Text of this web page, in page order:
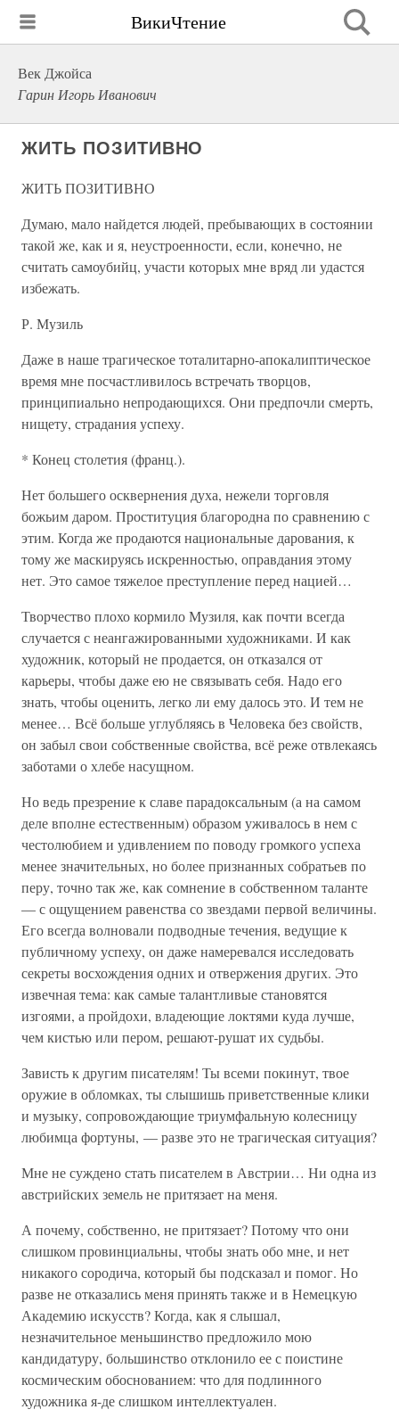
ВикиЧтение
Век Джойса
Гарин Игорь Иванович
ЖИТЬ ПОЗИТИВНО
ЖИТЬ ПОЗИТИВНО
Думаю, мало найдется людей, пребывающих в состоянии
такой же, как и я, неустроенности, если, конечно, не
считать самоубийц, участи которых мне вряд ли удастся
избежать.
Р. Музиль
Даже в наше трагическое тоталитарно-апокалиптическое
время мне посчастливилось встречать творцов,
принципиально непродающихся. Они предпочли смерть,
нищету, страдания успеху.
* Конец столетия (франц.).
Нет большего осквернения духа, нежели торговля
божьим даром. Проституция благородна по сравнению с
этим. Когда же продаются национальные дарования, к
тому же маскируясь искренностью, оправдания этому
нет. Это самое тяжелое преступление перед нацией…
Творчество плохо кормило Музиля, как почти всегда
случается с неангажированными художниками. И как
художник, который не продается, он отказался от
карьеры, чтобы даже ею не связывать себя. Надо его
знать, чтобы оценить, легко ли ему далось это. И тем не
менее… Всё больше углубляясь в Человека без свойств,
он забыл свои собственные свойства, всё реже отвлекаясь
заботами о хлебе насущном.
Но ведь презрение к славе парадоксальным (а на самом
деле вполне естественным) образом уживалось в нем с
честолюбием и удивлением по поводу громкого успеха
менее значительных, но более признанных собратьев по
перу, точно так же, как сомнение в собственном таланте
— с ощущением равенства со звездами первой величины.
Его всегда волновали подводные течения, ведущие к
публичному успеху, он даже намеревался исследовать
секреты восхождения одних и отвержения других. Это
извечная тема: как самые талантливые становятся
изгоями, а пройдохи, владеющие локтями куда лучше,
чем кистью или пером, решают-рушат их судьбы.
Зависть к другим писателям! Ты всеми покинут, твое
оружие в обломках, ты слышишь приветственные клики
и музыку, сопровождающие триумфальную колесницу
любимца фортуны, — разве это не трагическая ситуация?
Мне не суждено стать писателем в Австрии… Ни одна из
австрийских земель не притязает на меня.
А почему, собственно, не притязает? Потому что они
слишком провинциальны, чтобы знать обо мне, и нет
никакого сородича, который бы подсказал и помог. Но
разве не отказались меня принять также и в Немецкую
Академию искусств? Когда, как я слышал,
незначительное меньшинство предложило мою
кандидатуру, большинство отклонило ее с поистине
космическим обоснованием: что для подлинного
художника я-де слишком интеллектуален.